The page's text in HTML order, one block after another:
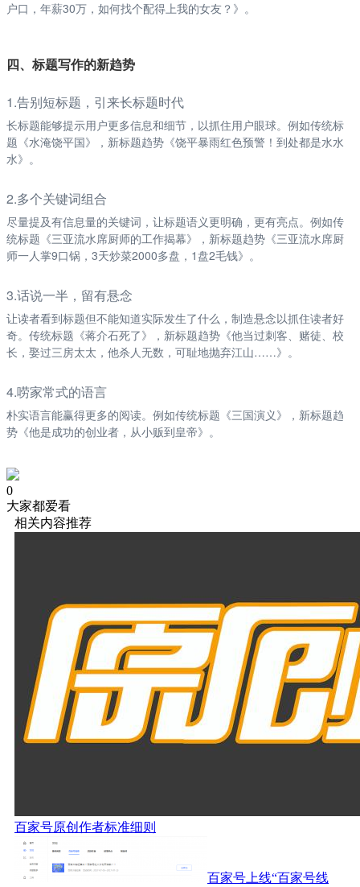
户口，年薪30万，如何找个配得上我的女友？》。
四、标题写作的新趋势
1.告别短标题，引来长标题时代
长标题能够提示用户更多信息和细节，以抓住用户眼球。例如传统标
题《水淹饶平国》，新标题趋势《饶平暴雨红色预警！到处都是水水
水》。
2.多个关键词组合
尽量提及有信息量的关键词，让标题语义更明确，更有亮点。例如传
统标题《三亚流水席厨师的工作揭幕》，新标题趋势《三亚流水席厨
师一人掌9口锅，3天炒菜2000多盘，1盘2毛钱》。
3.话说一半，留有悬念
让读者看到标题但不能知道实际发生了什么，制造悬念以抓住读者好
奇。传统标题《蒋介石死了》，新标题趋势《他当过刺客、赌徒、校
长，娶过三房太太，他杀人无数，可耻地抛弃江山……》。
4.唠家常式的语言
朴实语言能赢得更多的阅读。例如传统标题《三国演义》，新标题趋
势《他是成功的创业者，从小贩到皇帝》。
0
大家都爱看
相关内容推荐
百家号原创作者标准细则
百家号上线“百家号线